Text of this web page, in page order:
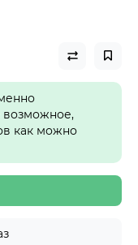
возможное,
как можно